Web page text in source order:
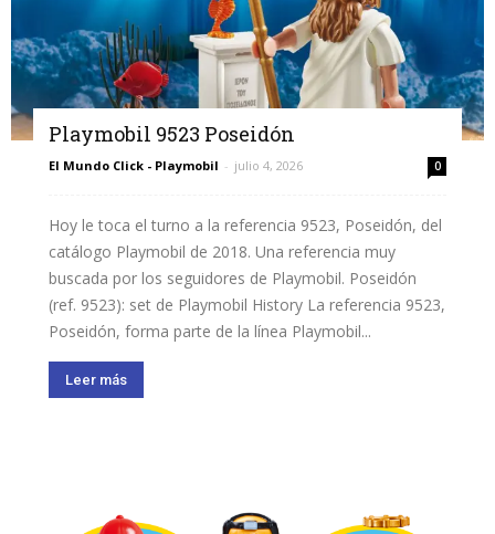
Playmobil 9523 Poseidón
El Mundo Click - Playmobil - julio 4, 2026 0
Hoy le toca el turno a la referencia 9523, Poseidón, del
catálogo Playmobil de 2018. Una referencia muy
buscada por los seguidores de Playmobil. Poseidón
(ref. 9523): set de Playmobil History La referencia 9523,
Poseidón, forma parte de la línea Playmobil...
Leer más